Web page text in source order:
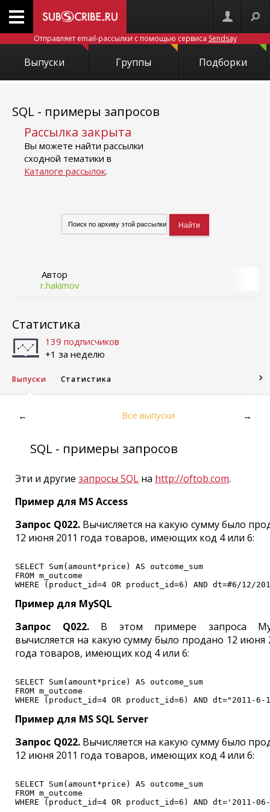
Отправляет email-рассылки с помощью сервиса Sendsay
Выпуски Группы Подборки
SQL - примеры запросов
Рассылка закрыта
Вы можете найти рассылки
сходной тематики в
Каталоге рассылок.
Автор
r.hakimov
Статистика
139 подписчиков
+1 за неделю
Выпуски Статистика
← Все выпуски →
SQL - примеры запросов
Эти и другие запросы SQL на http://oftob.com.
Пример для MS Access
Запрос Q022. Вычисляется на какую сумму было
12 июня 2011 года товаров, имеющих код 4 или 6:
SELECT Sum(amount*price) AS outcome_sum
FROM m_outcome
WHERE (product_id=4 OR product_id=6) AND dt=#6/12/
Пример для MySQL
Запрос Q022. В этом примере запроса
вычисляется на какую сумму было продано 12 июня
года товаров, имеющих код 4 или 6:
SELECT Sum(amount*price) AS outcome_sum
FROM m_outcome
WHERE (product_id=4 OR product_id=6) AND dt="2011-6-
Пример для MS SQL Server
Запрос Q022. Вычисляется на какую сумму было
12 июня 2011 года товаров, имеющих код 4 или 6:
SELECT Sum(amount*price) AS outcome_sum
FROM m_outcome
WHERE (product_id=4 OR product_id=6) AND dt='2011-